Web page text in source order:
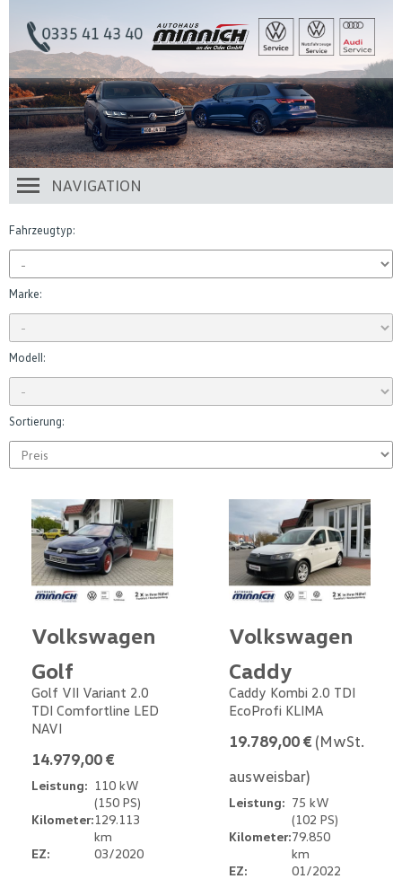
NAVIGATION
Fahrzeugtyp:
Marke:
Modell:
Sortierung:
Volkswagen
Golf
Golf VII Variant 2.0
TDI Comfortline LED
NAVI
14.979,00 €
Leistung: 110 kW
(150 PS)
Kilometer:129.113
km
EZ:
03/2020
Volkswagen
Caddy
Caddy Kombi 2.0 TDI
EcoProfi KLIMA
19.789,00 € (MwSt.
ausweisbar)
Leistung: 75 kW
(102 PS)
Kilometer:79.850
km
EZ:
01/2022